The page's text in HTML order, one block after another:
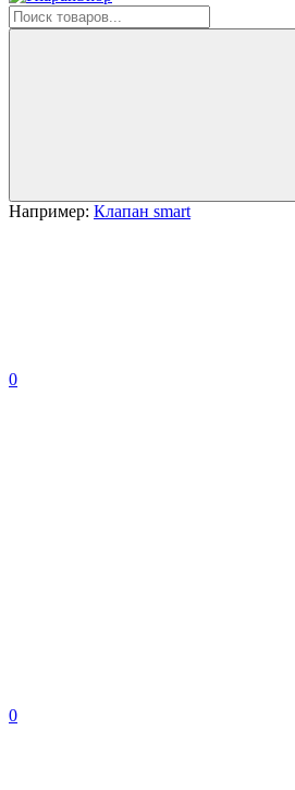
Например: Клапан smart
0
0